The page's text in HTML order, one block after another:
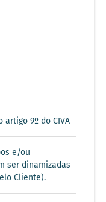
artigo 9º do CIVA
e/ou
ser dinamizadas
Cliente).